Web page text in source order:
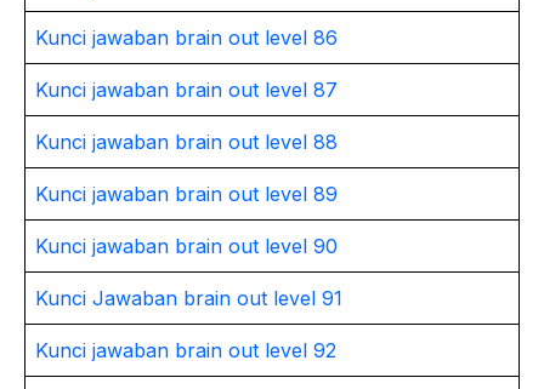
Kunci jawaban brain out level 86
Kunci jawaban brain out level 87
Kunci jawaban brain out level 88
Kunci jawaban brain out level 89
Kunci jawaban brain out level 90
Kunci Jawaban brain out level 91
Kunci jawaban brain out level 92